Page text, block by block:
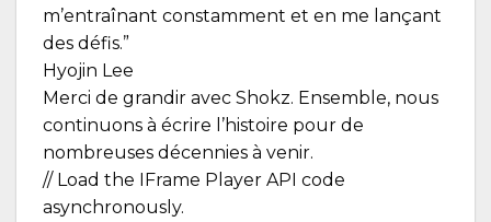
m’entraînant constamment et en me lançant
des défis.”
Hyojin Lee
Merci de grandir avec Shokz. Ensemble, nous
continuons à écrire l’histoire pour de
nombreuses décennies à venir.
// Load the IFrame Player API code
asynchronously.